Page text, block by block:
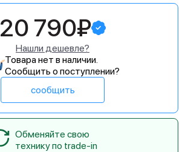
20 790₽
Нашли дешевле?
Товара нет в наличии.
Сообщить о поступлении?
сообщить
Обменяйте свою
технику по trade-in